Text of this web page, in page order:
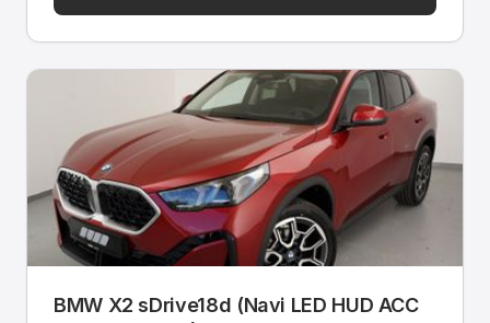
BMW X2 sDrive18d (Navi LED HUD ACC